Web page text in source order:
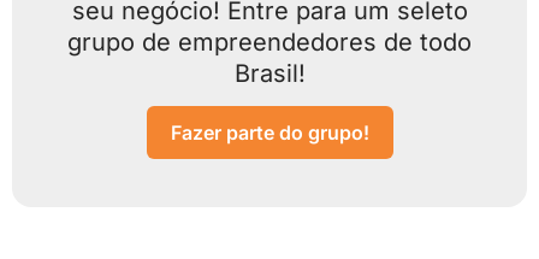
seu negócio! Entre para um seleto
grupo de empreendedores de todo
Brasil!
Fazer parte do grupo!